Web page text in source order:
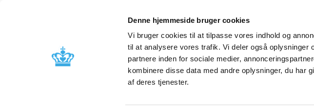
Denne hjemmeside bruger cookies
Vi bruger cookies til at tilpasse vores indhold og
til at analysere vores trafik. Vi deler også oplysninger
partnere inden for sociale medier,
kombinere disse data med andre oplysninger, du har
af deres tjenester.
Godkendelse og
Bivirkninger og
produktinformation
Tilskud